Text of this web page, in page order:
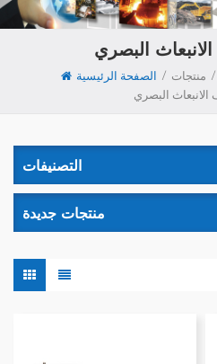
الصفحة الرئيسية / منتجات /
التصنيفات
منتجات جديدة